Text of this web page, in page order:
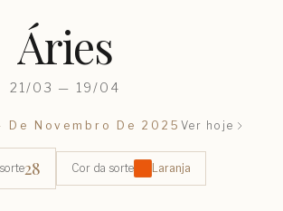
Áries
21/03 — 19/04
De Novembro De 2025Ver hoje
28 Cor da sorte Laranja